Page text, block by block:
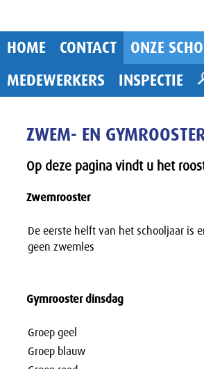
HOME CONTACT ONZE
MEDEWERKERS
INSPECTIE
ZWEM- EN
Op deze pagina vindt u het
Zwemrooster
De eerste helft van het schooljaar is
geen zwemles
Gymrooster dinsdag
Groep geel
Groep blauw